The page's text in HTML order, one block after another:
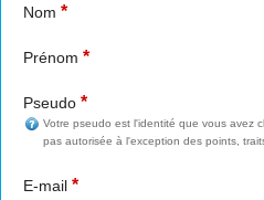
Nom *
Prénom *
Pseudo *
Votre pseudo est l'identité que vous avez
pas autorisée à l'exception des points,
E-mail *